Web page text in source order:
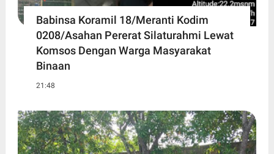
Babinsa Koramil 18/Meranti Kodim
0208/Asahan Pererat Silaturahmi Lewat
Komsos Dengan Warga Masyarakat
Binaan
21:48